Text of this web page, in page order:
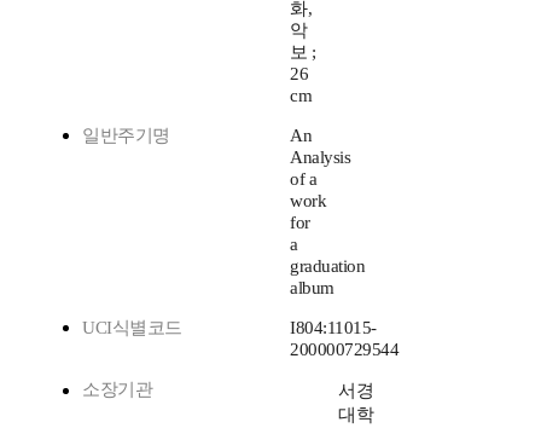
화,
악
보 ;
26
cm
일반주기명
An
Analysis
of a
work
for
a
graduation
album
UCI식별코드
I804:11015-
200000729544
소장기관
서경
대학